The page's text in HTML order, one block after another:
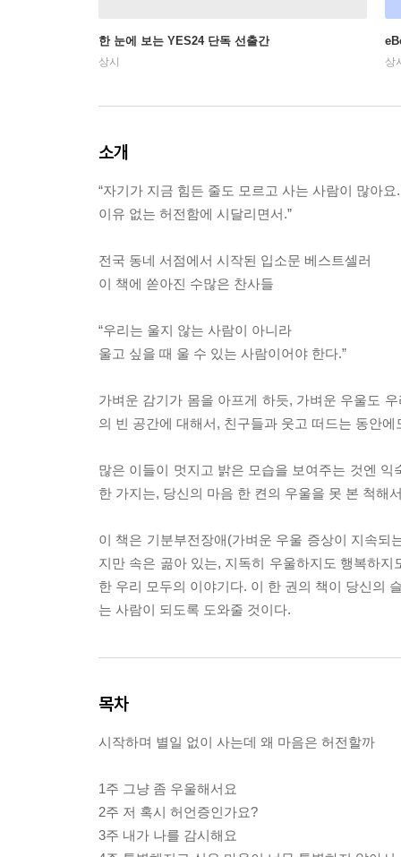
한 눈에 보는 YES24 단독 선출간
상시 상
소개
“자기가 지금 힘든 줄도 모르고 사는 사람이 많아요.
이유 없는 허전함에 시달리면서.”
전국 동네 서점에서 시작된 입소문 베스트셀러
이 책에 쏟아진 수많은 찬사들
“우리는 울지 않는 사람이 아니라
울고 싶을 때 울 수 있는 사람이어야 한다.”
가벼운 감기가 몸을 아프게 하듯, 가벼운 우울도
의 빈 공간에 대해서, 친구들과 웃고 떠드는 동안
많은 이들이 멋지고 밝은 모습을 보여주는 것엔
한 가지는, 당신의 마음 한 켠의 우울을 못 본 척해
이 책은 기분부전장애(가벼운 우울 증상이 지속되
지만 속은 곪아 있는, 지독히 우울하지도 행복하
한 우리 모두의 이야기다. 이 한 권의 책이 당신의
는 사람이 되도록 도와줄 것이다.
목차
시작하며 별일 없이 사는데 왜 마음은 허전할까
1주 그냥 좀 우울해서요
2주 저 혹시 허언증인가요?
3주 내가 나를 감시해요